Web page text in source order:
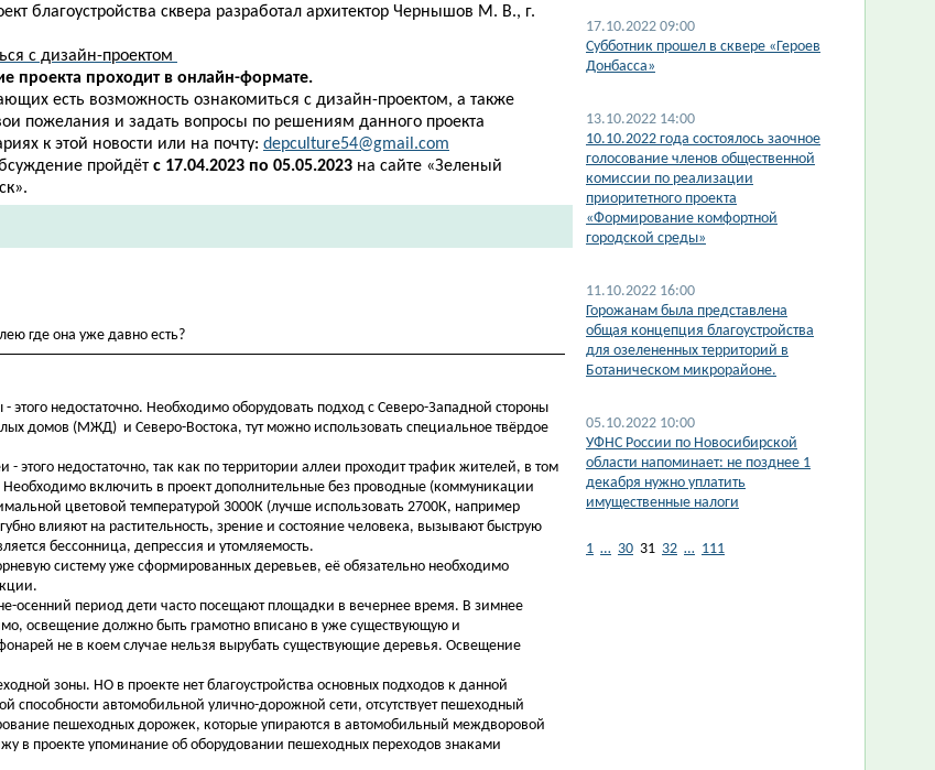
благоустройства сквера разработал архитектор Чернышов М. В., г.
с дизайн-проектом
проекта проходит в онлайн-формате.
есть возможность ознакомиться с дизайн-проектом, а также
пожелания и задать вопросы по решениям данного проекта
к этой новости или на почту: depculture54@gmail.com
пройдёт с 17.04.2023 по 05.05.2023 на сайте «Зеленый
где она уже давно есть?
недостаточно. Необходимо оборудовать подход с Северо-Западной стороны
домов (МЖД) и Северо-Востока, тут можно использовать специальное твёрдое
этого недостаточно, так как по территории аллеи проходит трафик жителей, в том
включить в проект дополнительные без проводные (коммуникации
цветовой температурой 3000К (лучше использовать 2700К, например
влияют на растительность, зрение и состояние человека, вызывают быструю
бессонница, депрессия и утомляемость.
систему уже сформированных деревьев, её обязательно необходимо
осенний период дети часто посещают площадки в вечернее время. В зимнее
освещение должно быть грамотно вписано в уже существующую и
не в коем случае нельзя вырубать существующие деревья. Освещение
зоны. НО в проекте нет благоустройства основных подходов к данной
способности автомобильной улично-дорожной сети, отсутствует пешеходный
пешеходных дорожек, которые упираются в автомобильный междворовой
в проекте упоминание об оборудовании пешеходных переходов знаками
17.10.2022 09:00
Субботник прошел в сквере «Героев
Донбасса»
13.10.2022 14:00
10.10.2022 года состоялось заочное
голосование членов общественной
комиссии по реализации
приоритетного проекта
«Формирование комфортной
городской среды»
11.10.2022 16:00
Горожанам была представлена
общая концепция благоустройства
для озелененных территорий в
Ботаническом микрорайоне.
05.10.2022 10:00
УФНС России по Новосибирской
области напоминает: не позднее 1
декабря нужно уплатить
имущественные налоги
1 … 30 31 32 … 111